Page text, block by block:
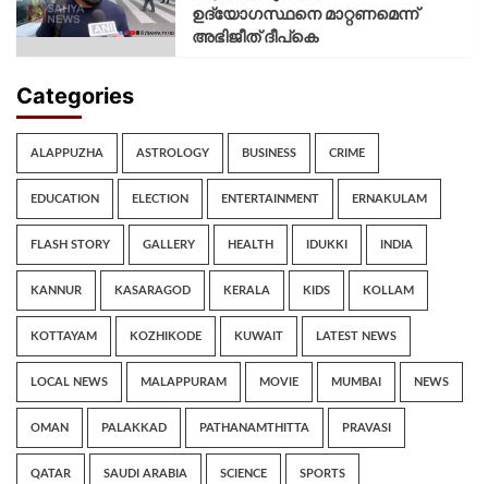
ഉദ്യോഗസ്ഥനെ മാറ്റണമെന്ന്
അഭിജീത് ദീപ്‌കെ
Categories
ALAPPUZHA ASTROLOGY BUSINESS CRIME
EDUCATION ELECTION ENTERTAINMENT ERNAKULAM
FLASH STORY GALLERY HEALTH IDUKKI INDIA
KANNUR KASARAGOD KERALA KIDS KOLLAM
KOTTAYAM KOZHIKODE KUWAIT LATEST NEWS
LOCAL NEWS MALAPPURAM MOVIE MUMBAI NEWS
OMAN PALAKKAD PATHANAMTHITTA PRAVASI
QATAR SAUDI ARABIA SCIENCE SPORTS